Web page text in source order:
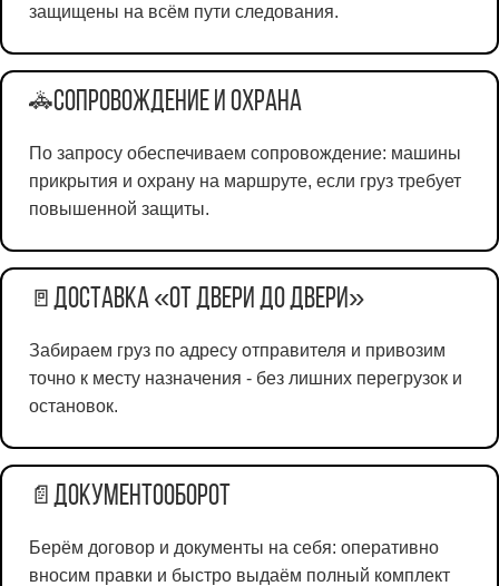
защищены на всём пути следования.
🚓Сопровождение и охрана
По запросу обеспечиваем сопровождение: машины
прикрытия и охрану на маршруте, если груз требует
повышенной защиты.
🚪 Доставка «от двери до двери»
Забираем груз по адресу отправителя и привозим
точно к месту назначения - без лишних перегрузок и
остановок.
📄 Документооборот
Берём договор и документы на себя: оперативно
вносим правки и быстро выдаём полный комплект